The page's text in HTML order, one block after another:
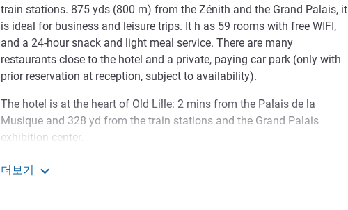
train stations. 875 yds (800 m) from the Zénith and the Grand Palais, it
is ideal for business and leisure trips. It h as 59 rooms with free WIFI,
and a 24-hour snack and light meal service. There are many
restaurants close to the hotel and a private, paying car park (only with
prior reservation at reception, subject to availability).
The hotel is at the heart of Old Lille: 2 mins from the Palais de la
Musique and 328 yd from the train stations and the Grand Palais
exhibition center.
Dear guests, In order to improve your future stays, we are currently
더보기